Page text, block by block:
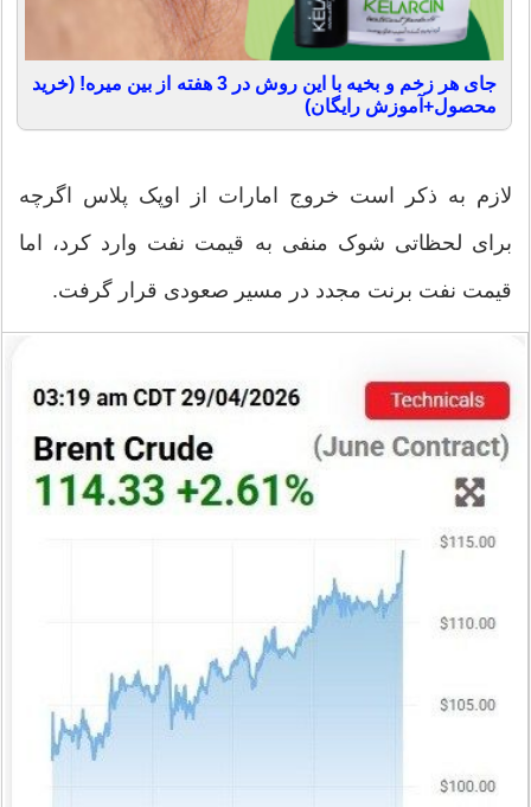
جای هر زخم و بخیه با این روش در 3 هفته از بین میره! (خرید
محصول+آموزش رایگان)
لازم به ذکر است خروج امارات از اوپک پلاس اگرچه
برای لحظاتی شوک منفی به قیمت نفت وارد کرد، اما
قیمت نفت برنت مجدد در مسیر صعودی قرار گرفت.